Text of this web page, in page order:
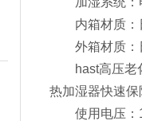
内箱材质：
外箱材质：
hast高压老化
热加湿器快速保
使用电压：